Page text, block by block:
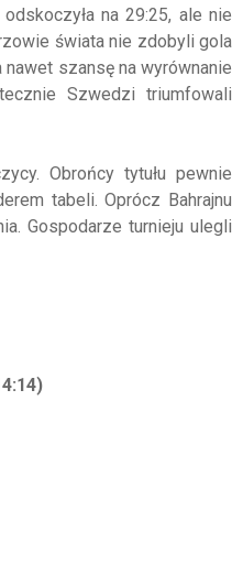
na 29:25, ale nie
świata nie zdobyli gola
nawet szansę na wyrównanie
Szwedzi triumfowali
Obrońcy tytułu pewnie
tabeli. Oprócz Bahrajnu
Gospodarze turnieju ulegli